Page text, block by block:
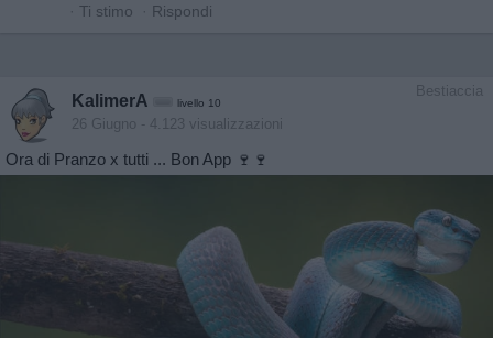
· Ti stimo · Rispondi
Bestiaccia
KalimerA livello 10
26 Giugno - 4.123 visualizzazioni
Ora di Pranzo x tutti ... Bon App 🍷🍷